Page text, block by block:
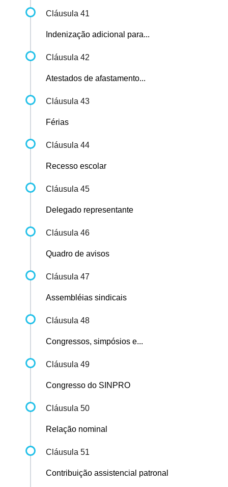
Cláusula 41
Indenização adicional para...
Cláusula 42
Atestados de afastamento...
Cláusula 43
Férias
Cláusula 44
Recesso escolar
Cláusula 45
Delegado representante
Cláusula 46
Quadro de avisos
Cláusula 47
Assembléias sindicais
Cláusula 48
Congressos, simpósios e...
Cláusula 49
Congresso do SINPRO
Cláusula 50
Relação nominal
Cláusula 51
Contribuição assistencial patronal